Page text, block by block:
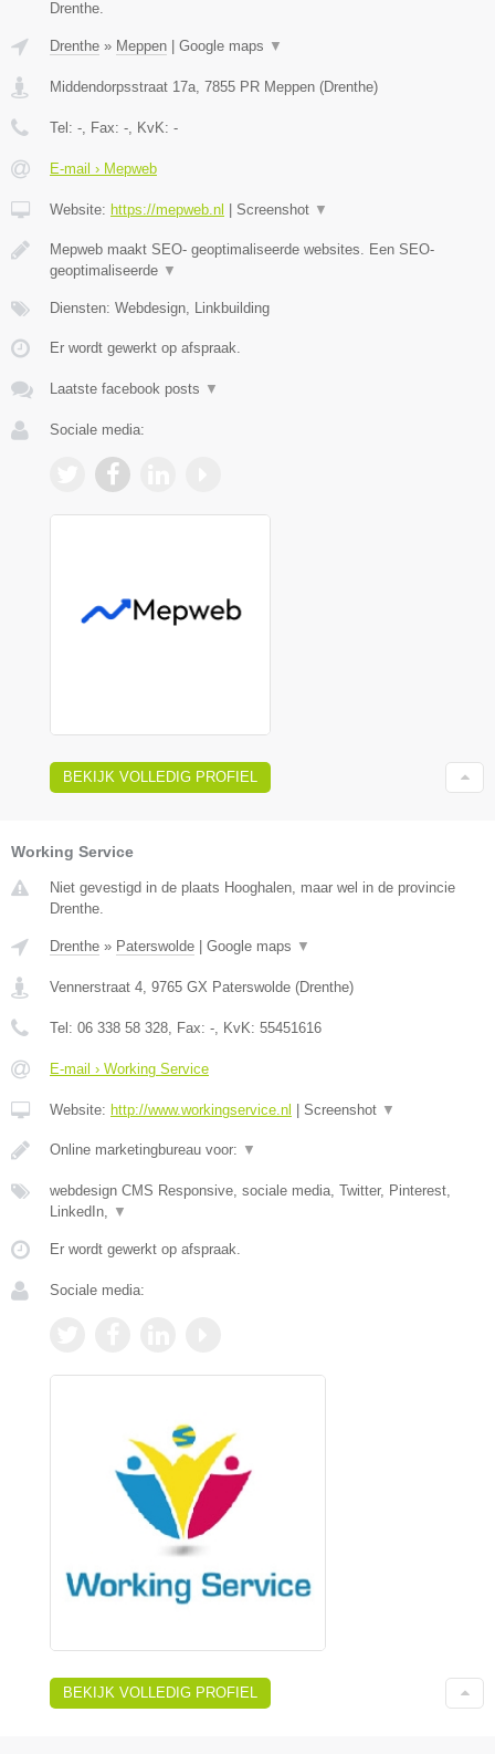
Drenthe.
Drenthe » Meppen Google maps ▼
Middendorpsstraat 17a 7855 PR Meppen (Drenthe)
Tel: - , Fax: - , KvK: -
E-mail › Mepweb
Website: https://mepweb.nl Screenshot ▼
Mepweb maakt SEO- geoptimaliseerde websites. Een SEO-
geoptimaliseerde ▼
Diensten: Webdesign, Linkbuilding
Er wordt gewerkt op afspraak.
Laatste facebook posts ▼
Sociale media:
BEKIJK VOLLEDIG PROFIEL
Working Service
Niet gevestigd in de plaats Hooghalen, maar wel in de provincie
Drenthe.
Drenthe » Paterswolde Google maps ▼
Vennerstraat 4 9765 GX Paterswolde (Drenthe)
Tel: 06 338 58 328 , Fax: - , KvK: 55451616
E-mail › Working Service
Website: http://www.workingservice.nl Screenshot ▼
Online marketingbureau voor: ▼
webdesign CMS Responsive, sociale media, Twitter, Pinterest,
LinkedIn,
▼
Er wordt gewerkt op afspraak.
Sociale media:
BEKIJK VOLLEDIG PROFIEL